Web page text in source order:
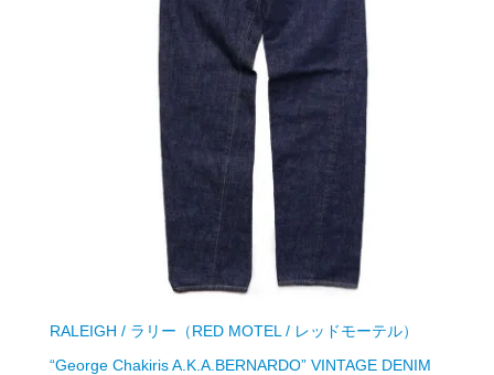
RALEIGH / ラリー（RED MOTEL / レッドモーテル）
“George Chakiris A.K.A.BERNARDO” VINTAGE DENIM